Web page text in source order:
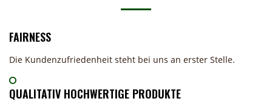
FAIRNESS
Die Kundenzufriedenheit steht bei uns an erster Stelle.
QUALITATIV HOCHWERTIGE PRODUKTE